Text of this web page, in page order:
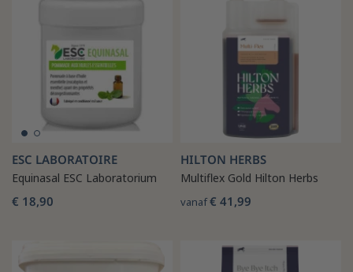
ESC LABORATOIRE
Equinasal ESC Laboratorium
€ 18,90
HILTON HERBS
Multiflex Gold Hilton Herbs
vanaf€ 41,99